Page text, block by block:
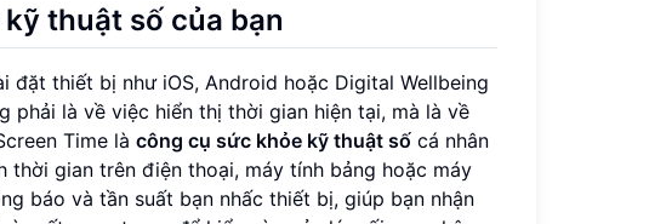
thuật số của bạn
đặt thiết bị như iOS, Android hoặc Digital Wellbeing
phải là về việc hiển thị thời gian hiện tại, mà là về
Time là công cụ sức khỏe kỹ thuật số cá nhân
gian trên điện thoại, máy tính bảng hoặc máy
báo và tần suất bạn nhấc thiết bị, giúp bạn nhận